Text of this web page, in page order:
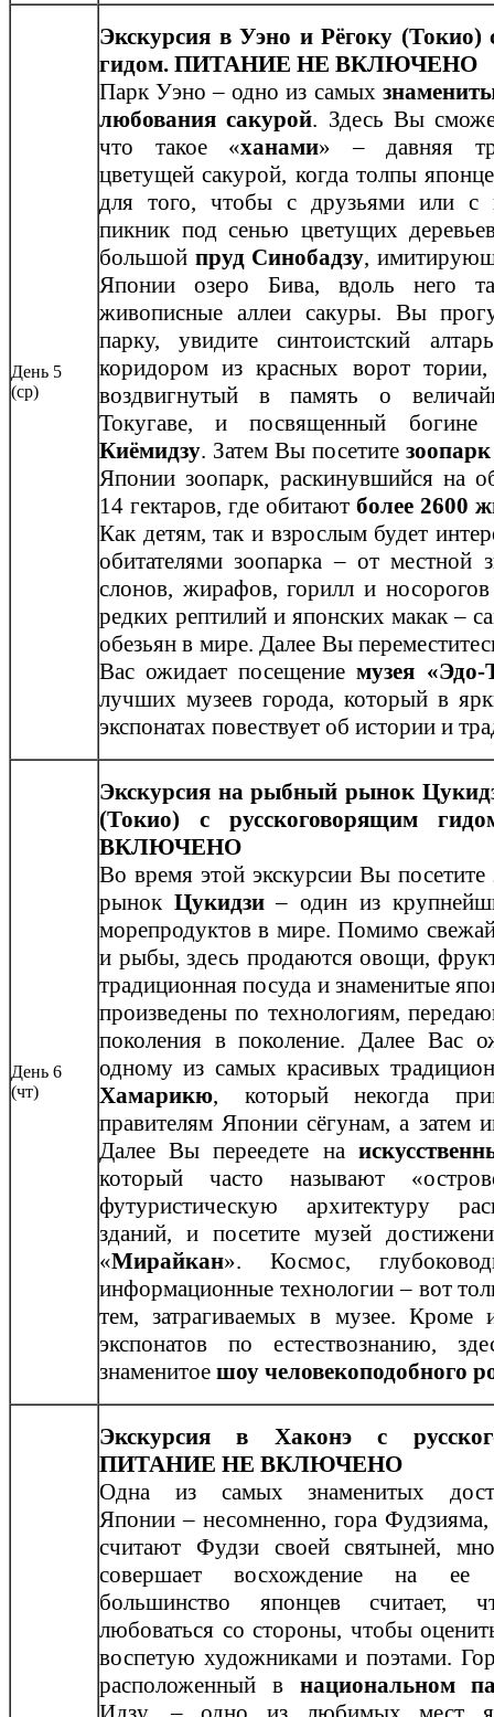
День 5
(ср)
Экскурсия в Уэно и Рёгоку (Токио)
гидом. ПИТАНИЕ НЕ ВКЛЮЧЕНО
Парк Уэно – одно из самых
любования сакурой. Здесь Вы
что такое «ханами» – давняя
цветущей сакурой, когда толпы
для того, чтобы с друзьями или с
пикник под сенью цветущих
большой пруд Синобадзу,
Японии озеро Бива, вдоль него
живописные аллеи сакуры. Вы
парку, увидите синтоистский
коридором из красных ворот
воздвигнутый в память о
Токугаве, и посвященный богине
Киёмидзу. Затем Вы посетите
Японии зоопарк, раскинувшийся на
14 гектаров, где обитают более 2600
Как детям, так и взрослым будет
обитателями зоопарка – от местной
слонов, жирафов, горилл и
редких рептилий и японских макак –
обезьян в мире. Далее Вы
Вас ожидает посещениемузея
лучших музеев города, который в
экспонатах повествует об истории и
День 6
(чт)
Экскурсия на рыбный рынок
(Токио) с русскоговорящим
ВКЛЮЧЕНО
Во время этой экскурсии Вы
рынок Цукидзи– один из
морепродуктов в мире. Помимо
и рыбы, здесь продаются овощи,
традиционная посуда и знаменитые
произведены по технологиям,
поколения в поколение. Далее Вас
одному из самых красивых
Хамарикю, который некогда
правителям Японии сёгунам, а затем
Далее Вы переедете на
который часто называют
футуристическую архитектуру
зданий, и посетите музей
«Мирайкан». Космос,
информационные технологии – вот
тем, затрагиваемых в музее. Кроме
экспонатов по естествознанию,
знаменитое шоу человекоподобного
Экскурсия в Хаконэ с
ПИТАНИЕ НЕ ВКЛЮЧЕНО
Одна из самых знаменитых
Японии – несомненно, гора
считают Фудзи своей святыней,
совершает восхождение на ее
большинство японцев
любоваться со стороны, чтобы
воспетую художниками и поэтами.
расположенный в национальном